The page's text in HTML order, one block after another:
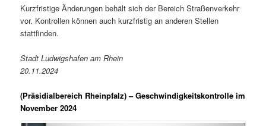
Kurzfristige Änderungen behält sich der Bereich Straßenverkehr
vor. Kontrollen können auch kurzfristig an anderen Stellen
stattfinden.
Stadt Ludwigshafen am Rhein
20.11.2024
(Präsidialbereich Rheinpfalz)– Geschwindigkeitskontrolle im
November 2024